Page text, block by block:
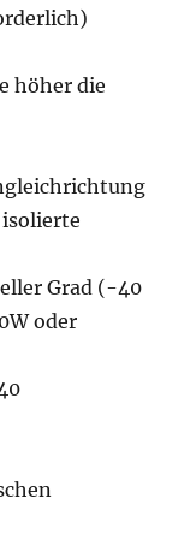
höher die
Grad (-40
oder